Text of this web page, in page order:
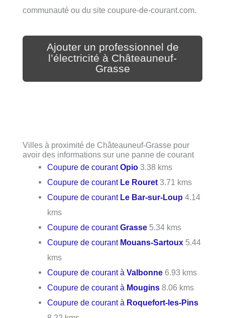
communauté ou du site coupure-de-courant.com.
Ajouter un professionnel de
l’électricité à Châteauneuf-
Grasse
Villes à proximité de Châteauneuf-Grasse pour
avoir des informations sur une panne de courant
Coupure de courantOpio 3.38 kms
Coupure de courant Le Rouret 3.71 kms
Coupure de courant Le Bar-sur-Loup 4.14
kms
Coupure de courantGrasse 5.34 kms
Coupure de courant Mouans-Sartoux 5.44
kms
Coupure de courant àValbonne 6.93 kms
Coupure de courant à Mougins 8.06 kms
Coupure de courant à Roquefort-les-Pins